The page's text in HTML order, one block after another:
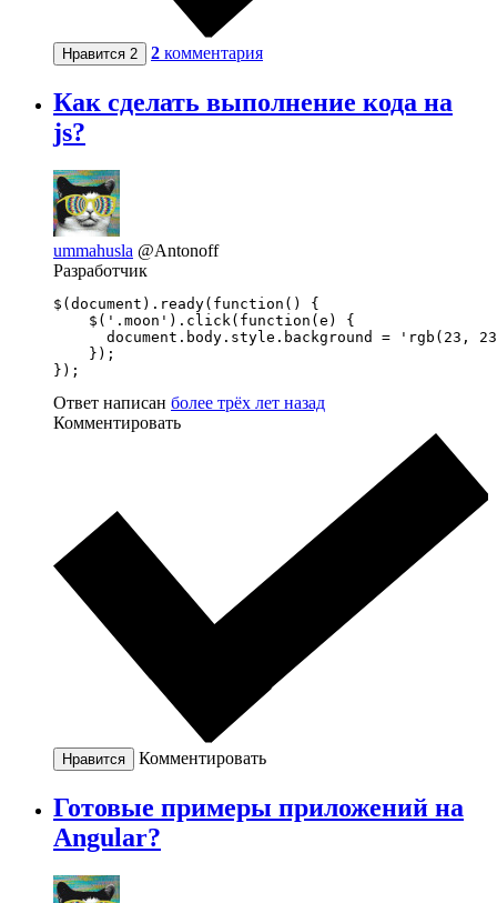
Нравится 2 2 комментария
Как сделать выполнение кода на
js?
ummahusla @Antonoff
Разработчик
$(document).ready(function() {
    $('.moon').click(function(e) {
document.body.style.background = 'rgb(23,
    });
});
Ответ написан более трёх лет назад
Комментировать
Нравится Комментировать
Готовые примеры приложений на
Angular?